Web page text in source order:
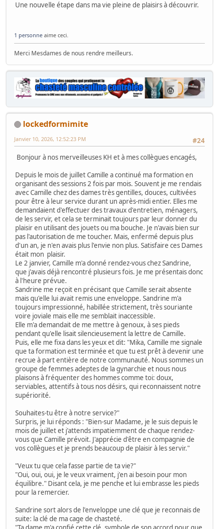
Une nouvelle étape dans ma vie pleine de plaisirs à découvrir.
1 personne aime ceci.
Merci Mesdames de nous rendre meilleurs.
lockedformimite
#24
Janvier 10, 2026, 12:52:23 PM
Bonjour à nos merveilleuses KH et à mes collègues encagés,
Depuis le mois de juillet Camille a continué ma formation en
organisant des sessions 2 fois par mois. Souvent je me rendais
avec Camille chez des dames très gentilles, douces, cultivées
pour être à leur service durant un après-midi entier. Elles me
demandaient d'effectuer des travaux d'entretien, ménagers,
de les servir, et cela se terminait toujours par leur donner du
plaisir en utilisant des jouets ou ma bouche. Je n'avais bien sur
pas l'autorisation de me toucher. Mais, enfermé depuis plus
d'un an, je n'en avais plus l'envie non plus. Satisfaire ces Dames
était mon plaisir.
Le 2 janvier, Camille m'a donné rendez-vous chez Sandrine,
que j'avais déjà rencontré plusieurs fois. Je me présentais donc
à l'heure prévue.
Sandrine me reçoit en précisant que Camille serait absente
mais qu'elle lui avait remis une enveloppe. Sandrine m'a
toujours impressionné, habillée strictement, très souriante
voire joviale mais elle me semblait inaccessible.
Elle m'a demandait de me mettre à genoux, à ses pieds
pendant qu'elle lisait silencieusement la lettre de Camille.
Puis, elle me fixa dans les yeux et dit: "Mika, Camille me signale
que ta formation est terminée et que tu est prêt à devenir une
recrue à part entière de notre communauté. Nous sommes un
groupe de femmes adeptes de la gynarchie et nous nous
plaisons à fréquenter des hommes comme toi: doux,
serviables, attentifs à tous nos désirs, qui reconnaissent notre
supériorité.
Souhaites-tu être à notre service?"
Surpris, je lui réponds : "Bien-sur Madame, je le suis depuis le
mois de juillet et j'attends impatiemment de chaque rendez-
vous que Camille prévoit. J'apprécie d'être en compagnie de
vos collègues et je prends beaucoup de plaisir à les servir."
"Veux tu que cela fasse partie de ta vie?"
"Oui, oui, oui, je le veux vraiment, j'en ai besoin pour mon
équilibre." Disant cela, je me penche et lui embrasse les pieds
pour la remercier.
Sandrine sort alors de l'enveloppe une clé que je reconnais de
suite: la clé de ma cage de chasteté.